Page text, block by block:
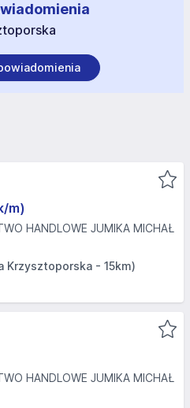
m)
HANDLOWE JUMIKA MICHAŁ
Krzysztoporska - 15km)
HANDLOWE JUMIKA MICHAŁ